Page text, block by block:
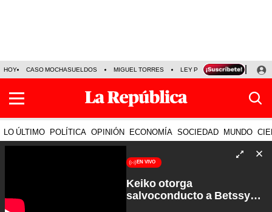
HOY CASO MOCHASUELDOS MIGUEL TORRES LEY PULPÍN PRECIO DEL
LO ÚLTIMO POLÍTICA OPINIÓN ECONOMÍA SOCIEDAD MUNDO
EN VIVO
Keiko otorga
salvoconducto a Betssy